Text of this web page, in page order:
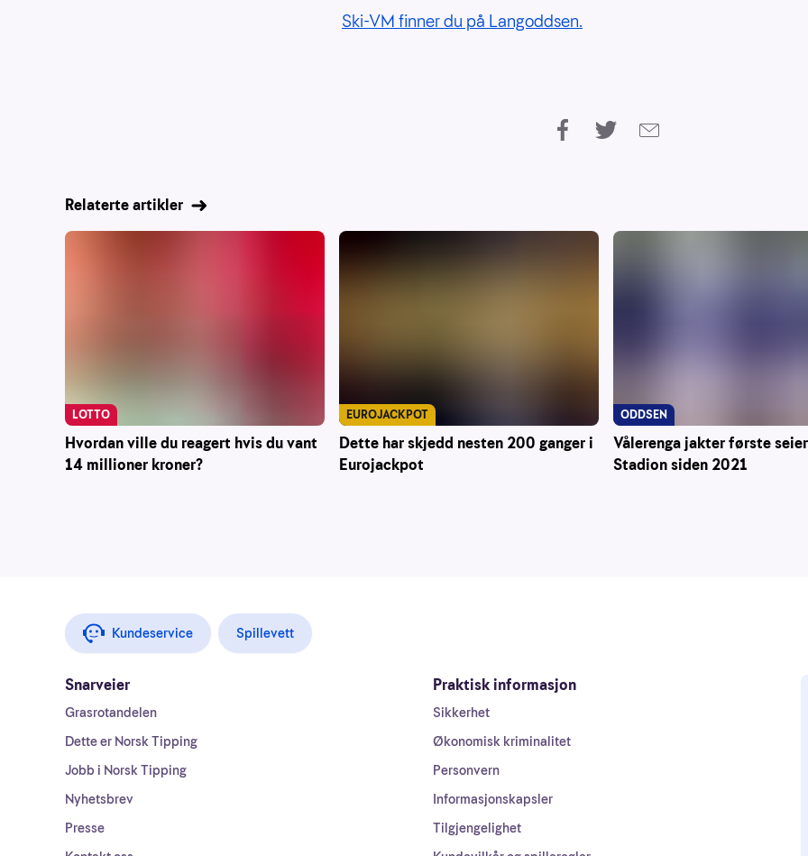
Ski-VM finner du på Langoddsen.
Relaterte artikler
Hvordan ville du reagert hvis du vant
14 millioner kroner?
LOTTO
Dette har skjedd nesten 200 ganger i
Eurojackpot
EUROJACKPOT
Vålerenga jakter første
Stadion siden 2021
ODDSEN
Kundeservice Spillevett
Snarveier
Grasrotandelen
Dette er Norsk Tipping
Jobb i Norsk Tipping
Nyhetsbrev
Presse
Praktisk informasjon
Sikkerhet
Økonomisk kriminalitet
Personvern
Informasjonskapsler
Tilgjengelighet